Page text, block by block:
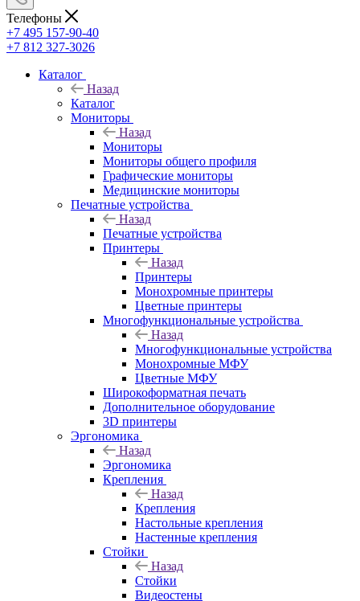
Телефоны
+7 495 157-90-40
+7 812 327-3026
Каталог
Назад
Каталог
Мониторы
Назад
Мониторы
Мониторы общего профиля
Графические мониторы
Медицинские мониторы
Печатные устройства
Назад
Печатные устройства
Принтеры
Назад
Принтеры
Моноxромныe принтеры
Цвeтныe принтеры
Многофункциональные устройства
Назад
Многофункциональные устройства
Монохромные МФУ
Цветные МФУ
Широкоформатная печать
Дополнительное оборудование
3D принтеры
Эргономика
Назад
Эргономика
Крепления
Назад
Крепления
Настольные крепления
Настенные крепления
Стойки
Назад
Стойки
Видеостены